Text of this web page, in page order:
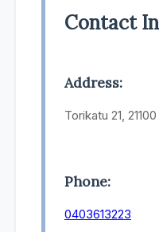
Contact
Address:
Torikatu 21,
Phone:
0403613223